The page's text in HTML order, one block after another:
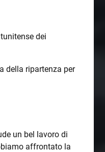
dei
della ripartenza per
un bel lavoro di
affrontato la